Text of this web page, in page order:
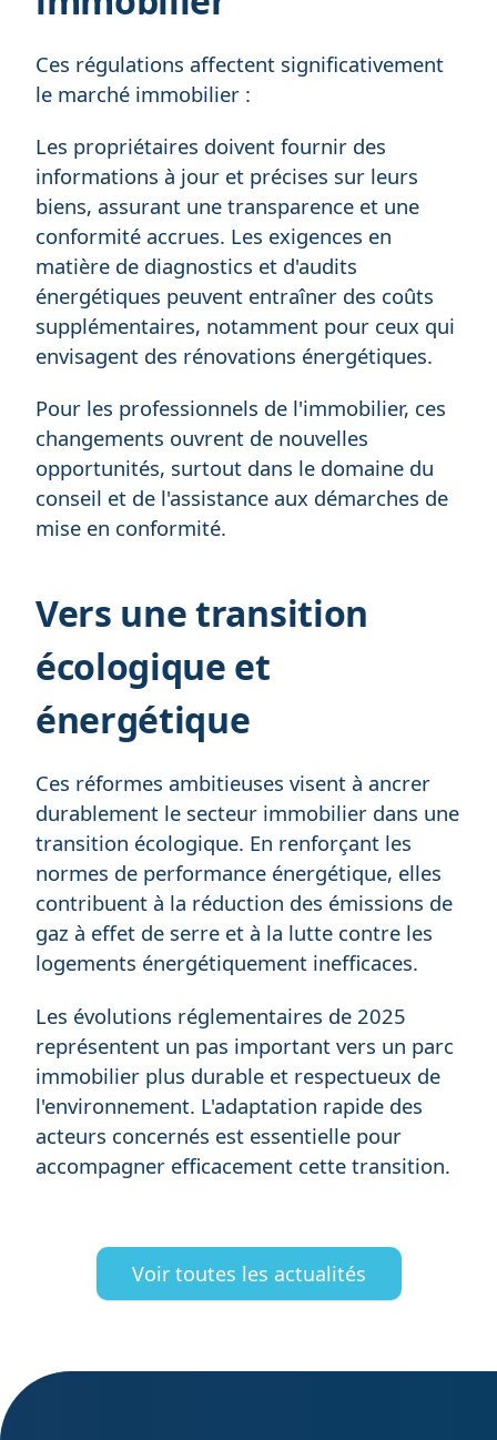
Ces régulations affectent significativement
le marché immobilier :
Les propriétaires doivent fournir des
informations à jour et précises sur leurs
biens, assurant une transparence et une
conformité accrues. Les exigences en
matière de diagnostics et d'audits
énergétiques peuvent entraîner des coûts
supplémentaires, notamment pour ceux qui
envisagent des rénovations énergétiques.
Pour les professionnels de l'immobilier, ces
changements ouvrent de nouvelles
opportunités, surtout dans le domaine du
conseil et de l'assistance aux démarches de
mise en conformité.
Vers une transition
écologique et
énergétique
Ces réformes ambitieuses visent à ancrer
durablement le secteur immobilier dans une
transition écologique. En renforçant les
normes de performance énergétique, elles
contribuent à la réduction des émissions de
gaz à effet de serre et à la lutte contre les
logements énergétiquement inefficaces.
Les évolutions réglementaires de 2025
représentent un pas important vers un parc
immobilier plus durable et respectueux de
l'environnement. L'adaptation rapide des
acteurs concernés est essentielle pour
accompagner efficacement cette transition.
Voir toutes les actualités